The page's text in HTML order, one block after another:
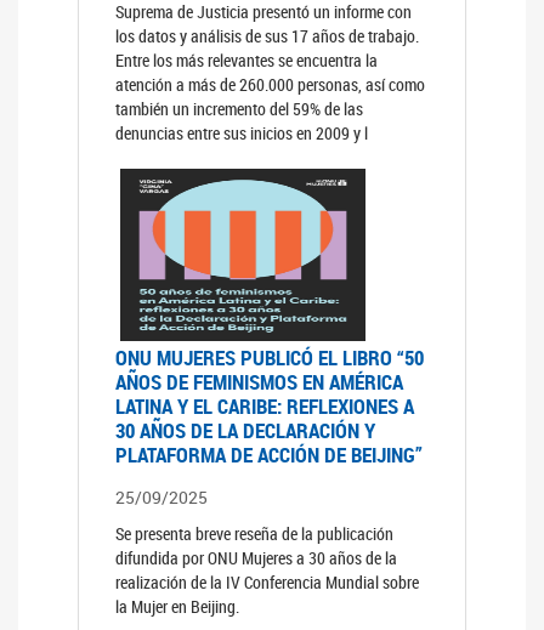
Suprema de Justicia presentó un informe con
los datos y análisis de sus 17 años de trabajo.
Entre los más relevantes se encuentra la
atención a más de 260.000 personas, así como
también un incremento del 59% de las
denuncias entre sus inicios en 2009 y l
ONU MUJERES PUBLICÓ EL LIBRO “50
AÑOS DE FEMINISMOS EN AMÉRICA
LATINA Y EL CARIBE: REFLEXIONES A
30 AÑOS DE LA DECLARACIÓN Y
PLATAFORMA DE ACCIÓN DE BEIJING”
25/09/2025
Se presenta breve reseña de la publicación
difundida por ONU Mujeres a 30 años de la
realización de la IV Conferencia Mundial sobre
la Mujer en Beijing.